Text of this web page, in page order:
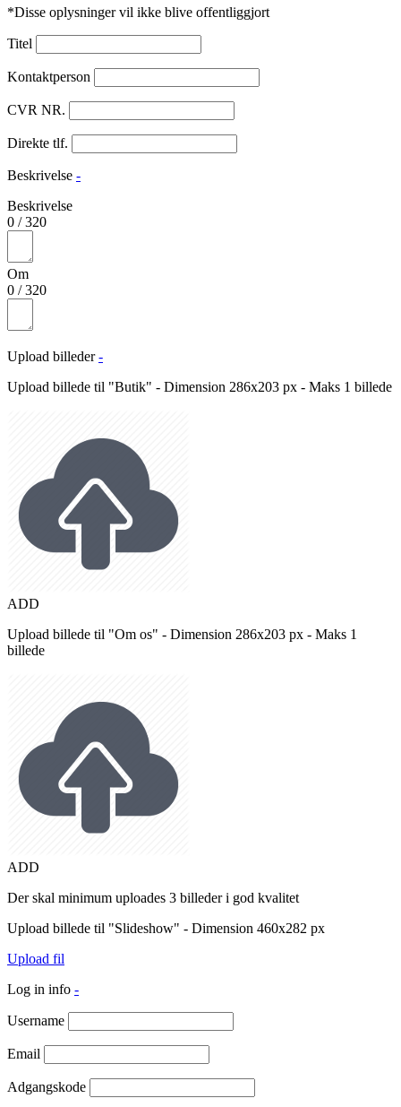
*Disse oplysninger vil ikke blive offentliggjort
Titel
Kontaktperson
CVR NR.
Direkte tlf.
Beskrivelse -
Beskrivelse
0 /320
Om
0 /320
Upload billeder -
Upload billede til "Butik" - Dimension 286x203 px - Maks 1 billede
ADD
Upload billede til "Om os" - Dimension 286x203 px - Maks 1
billede
ADD
Der skal minimum uploades 3 billeder i god kvalitet
Upload billede til "Slideshow" - Dimension 460x282 px
Upload fil
Log in info -
Username
Email
Adgangskode